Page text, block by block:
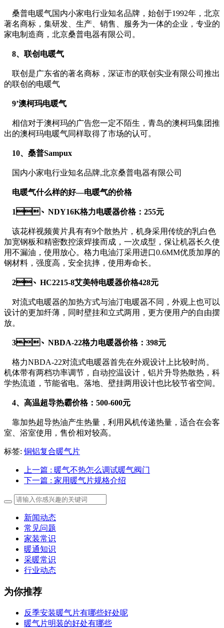
桑普电暖气国内小家电行业知名品牌，始创于1992年，北京
著名商标，集研发、生产、销售、服务为一体的企业，专业的
家电制造商，北京桑普电器有限公司。
8、联创电暖气
联创是广东省的著名商标，深证市的联创实业有限公司推出
的联创的电暖气
9’澳柯玛电暖气
相信对于澳柯玛的广告您一定不陌生，青岛的澳柯玛集团推
出的澳柯玛电暖气同样取得了市场的认可。
10、桑普Sampux
国内小家电行业知名品牌,北京桑普电器有限公司
电暖气什么样的好—电暖气的价格
1、NDY16K格力电暖器价格：255元
该花样视频黄片具有有9个散热片，机身采用传统的乳白色
加宽钢板和精密数控滚焊接而成，一次成型，保让机器长久使
用不漏油，使用放心。格力电油汀采用进口0.6MM优质加厚的
钢材料，强度高，安全抗摔，使用寿命长。
2、HC2215-8艾美特电暖器价格428元
对流式电暖器的加热方式与油汀电暖器不同，外观上也可以
设计的更加纤薄，同时壁挂和立式两用，更方便用户的自由摆
放。
3、NBDA-22格力电暖器价格：398元
格力NBDA-22对流式电暖器首先在外观设计上比较时尚。
机体带有两档功率调节，自动控温设计，铝片升导热散热，科
学热流道，节能省电。落地、壁挂两用设计也比较节省空间。
4、高温超导热霸价格：500-600元
靠加热超导热油产生热量，利用风机传递热量，适合在会客
室、浴室使用，售价相对较高。
标签: 铜铝复合暖气片
上一篇 : 暖气不热怎么调试暖气阀门
下一篇 : 家用暖气片规格介绍
新闻动态
常见问题
家装常识
暖通知识
采暖常识
行业动态
为你推荐
反季安装暖气片有哪些好处呢
暖气片明装的好处有哪些